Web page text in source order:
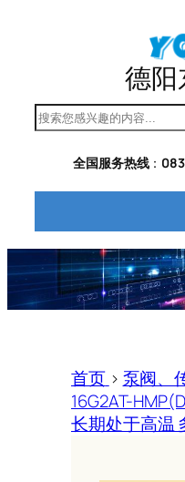
德阳
全国服务热线：
首页 > 泵阀、
16G2AT-
长期处于高温